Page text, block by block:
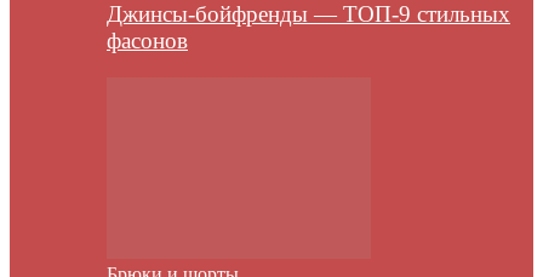
Джинсы-бойфренды — ТОП-9 стильных
фасонов